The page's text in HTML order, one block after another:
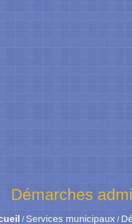
Démarches
/ Services municipaux /